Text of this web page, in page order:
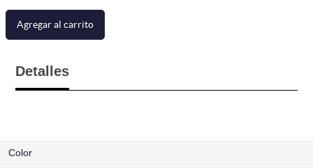
Agregar al carrito
Detalles
Color